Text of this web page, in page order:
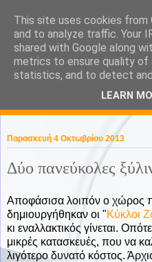
KaPa. Me
without a
Παρασκευή 4 Οκτωβρίου 2013
Δύο πανεύκολες
Αποφάσισα λοιπόν ο χώρος
δημιουργήθηκαν οι "Κύκλοι
κι εναλλακτικός γίνεται.
μικρές κατασκευές, που να
λιγότερο δυνατό κόστος.
This site uses cookies
and to analyze traffic. Your
shared with Google along
metrics to ensure quality of
statistics, and to detect
LEARN